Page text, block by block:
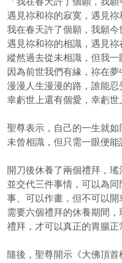
遇見祢和祢的寂寞，遇見祢
我在春天許了個願，我願今
遇見祢和祢的相識，遇見祢
縱然過去從未相識，但我一
因為前世我們有緣，祢在夢
漫漫人生漫漫的路，誰能忍
幸虧世上還有個愛，幸虧世
聖尊表示，自己的一生就
未曾相識，但只需一眼便能
開刀後休養了兩個禮拜，瑤
並交代三件事情，可以為
事、可以作畫，但不可以開
需要六個禮拜的休養期間
禮拜，才可以真正的胃腸正
隨後，聖尊開示《大佛頂首